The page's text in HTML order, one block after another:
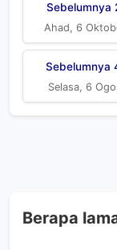
Sebelumnya
Ahad, 6
Sebelumnya
Selasa, 6
Berapa